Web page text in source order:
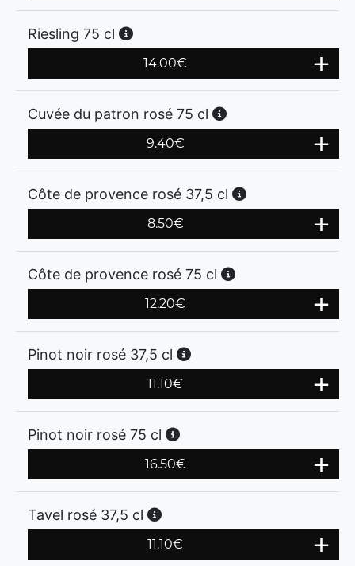
Riesling 75 cl
14.00€
Cuvée du patron rosé 75 cl
9.40€
Côte de provence rosé 37,5 cl
8.50€
Côte de provence rosé 75 cl
12.20€
Pinot noir rosé 37,5 cl
11.10€
Pinot noir rosé 75 cl
16.50€
Tavel rosé 37,5 cl
11.10€